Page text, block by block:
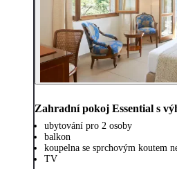
Zahradní pokoj Essential s
ubytování pro 2 osoby
balkon
koupelna se sprchovým koutem
TV